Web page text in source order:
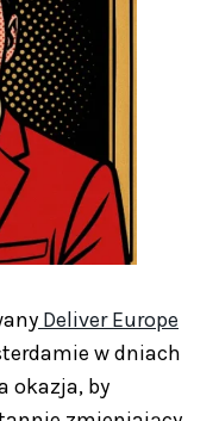
Deliver Europe
w dniach
okazja, by